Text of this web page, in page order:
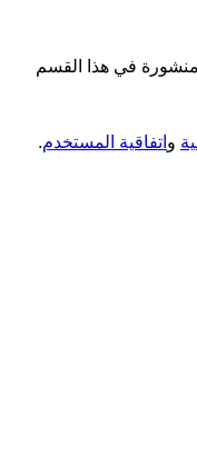
في هذا القسم
و اتفاقية المستخدم.